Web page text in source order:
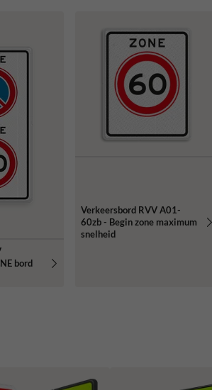
bord
Verkeersbord RVV A01-
60zb - Begin zone maximum
snelheid